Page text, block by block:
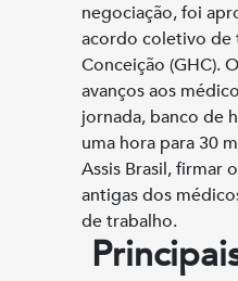
negociação, foi
acordo coletivo de
Conceição (GHC).
avanços aos
jornada, banco de
uma hora para 30
Assis Brasil, firmar
antigas dos
de trabalho.